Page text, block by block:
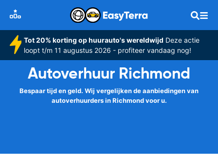
Tot 20% korting op huurauto's wereldwijd Deze actie
loopt t/m 11 augustus 2026 - profiteer vandaag nog!
Autoverhuur Richmond
Bespaar tijd en geld. Wij vergelijken de aanbiedingen van
autoverhuurders in Richmond voor u.